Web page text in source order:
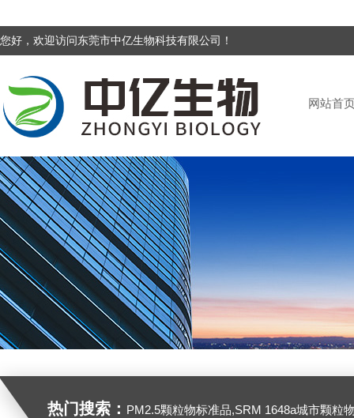
您好，欢迎访问东莞市中亿生物科技有限公司！
网站首
热门搜索： PM2.5颗粒物标准品,SRM 1648a城市颗粒物,SRM 1649B